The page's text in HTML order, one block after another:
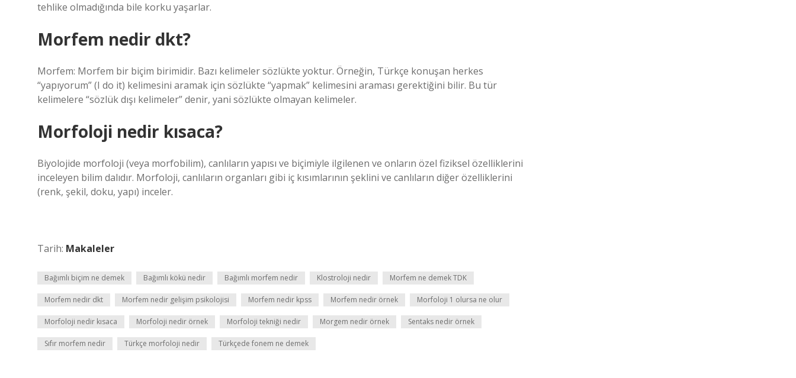
tehlike olmadığında bile korku yaşarlar.
Morfem nedir dkt?
Morfem: Morfem bir biçim birimidir. Bazı kelimeler sözlükte yoktur. Örneğin, Türkçe konuşan herkes
“yapıyorum” (I do it) kelimesini aramak için sözlükte “yapmak” kelimesini araması gerektiğini bilir. Bu tür
kelimelere “sözlük dışı kelimeler” denir, yani sözlükte olmayan kelimeler.
Morfoloji nedir kısaca?
Biyolojide morfoloji (veya morfobilim), canlıların yapısı ve biçimiyle ilgilenen ve onların özel fiziksel özelliklerini
inceleyen bilim dalıdır. Morfoloji, canlıların organları gibi iç kısımlarının şeklini ve canlıların diğer özelliklerini
(renk, şekil, doku, yapı) inceler.
Tarih: Makaleler
Bağımlı biçim ne demek Bağımlı kökü nedir Bağımlı morfem nedir Klostroloji nedir Morfem ne demek TDK
Morfem nedir dkt Morfem nedir gelişim psikolojisi Morfem nedir kpss Morfem nedir örnek Morfoloji 1 olursa ne olur
Morfoloji nedir kısaca Morfoloji nedir örnek Morfoloji tekniği nedir Morgem nedir örnek Sentaks nedir örnek
Sıfır morfem nedir Türkçe morfoloji nedir Türkçede fonem ne demek